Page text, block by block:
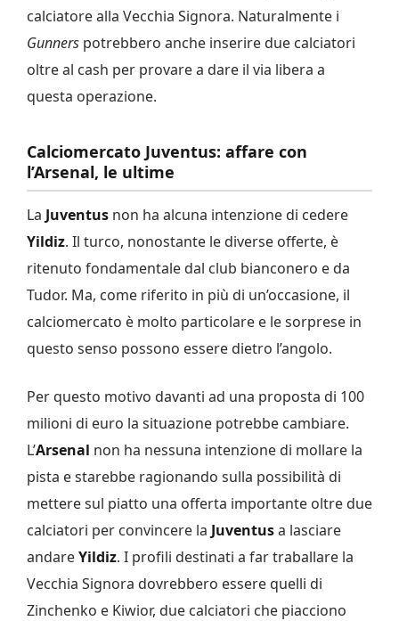
calciatore alla Vecchia Signora. Naturalmente i
Gunners potrebbero anche inserire due calciatori
oltre al cash per provare a dare il via libera a
questa operazione.
Calciomercato Juventus: affare con
l’Arsenal, le ultime
La Juventus non ha alcuna intenzione di cedere
Yildiz. Il turco, nonostante le diverse offerte, è
ritenuto fondamentale dal club bianconero e da
Tudor. Ma, come riferito in più di un’occasione, il
calciomercato è molto particolare e le sorprese in
questo senso possono essere dietro l’angolo.
Per questo motivo davanti ad una proposta di 100
milioni di euro la situazione potrebbe cambiare.
L’Arsenal non ha nessuna intenzione di mollare la
pista e starebbe ragionando sulla possibilità di
mettere sul piatto una offerta importante oltre due
calciatori per convincere la Juventusa lasciare
andareYildiz. I profili destinati a far traballare la
Vecchia Signora dovrebbero essere quelli di
Zinchenko e Kiwior, due calciatori che piacciono